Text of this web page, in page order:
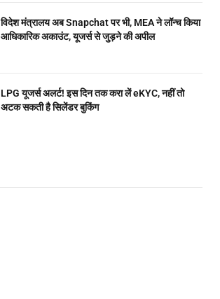
विदेश मंत्रालय अब Snapchat पर भी, MEA ने लॉन्च किया
आधिकारिक अकाउंट, यूजर्स से जुड़ने की अपील
LPG यूजर्स अलर्ट! इस दिन तक करा लें eKYC, नहीं तो
अटक सकती है सिलेंडर बुकिंग